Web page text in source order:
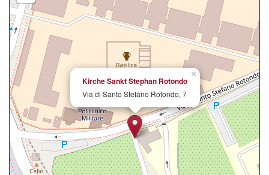
×
Kirche Sankt Stephan Rotondo
Via di Santo Stefano Rotondo, 7